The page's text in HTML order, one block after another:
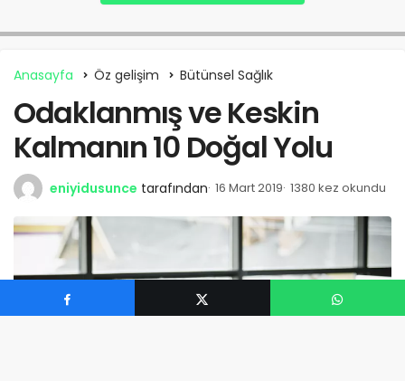
Anasayfa Öz gelişim Bütünsel Sağlık
Odaklanmış ve Keskin
Kalmanın 10 Doğal Yolu
eniyidusunce tarafından 16 Mart 2019 1380 kez okundu